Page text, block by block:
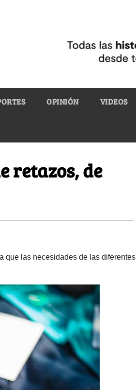
OPINIÓN VIDEOS
retazos, de
que las necesidades de las diferentes